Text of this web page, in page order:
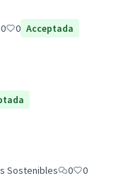
0 0 Acceptada
Sostenibles 0
0